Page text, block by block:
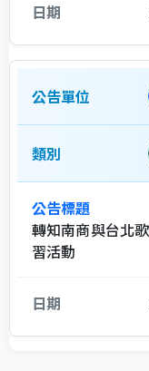
轉知南商與台北
習活動